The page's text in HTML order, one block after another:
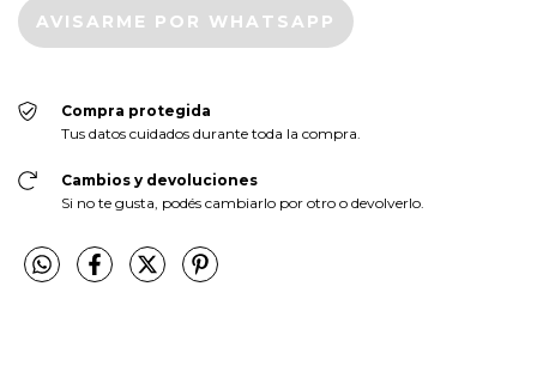
AVISARME POR WHATSAPP
Compra protegida
Tus datos cuidados durante toda la compra.
Cambios y devoluciones
Si no te gusta, podés cambiarlo por otro o devolverlo.